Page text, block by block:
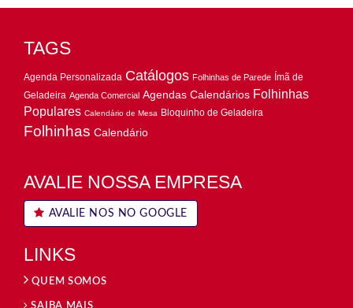
TAGS
Agenda Personalizada Catálogos Folhinhas de Parede Ímã de
Geladeira Agenda Comercial Agendas Calendários Folhinhas
Populares Calendário de Mesa Bloquinho de Geladeira
Folhinhas Calendário
AVALIE NOSSA EMPRESA
AVALIE NOS NO GOOGLE
LINKS
QUEM SOMOS